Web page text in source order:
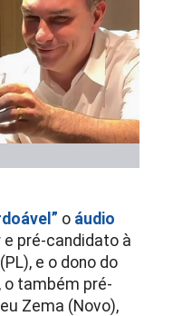
o áudio
e pré-candidato à
e o dono do
o também pré-
Zema (Novo),